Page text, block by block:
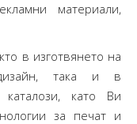
материали,
в изготвянето на
така и в
като Ви
за печат и